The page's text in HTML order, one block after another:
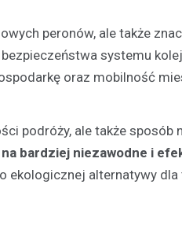
peronów, ale także
systemu
oraz mobilność
podróży, ale także sposób
bardziej niezawodne i
ekologicznej alternatywy